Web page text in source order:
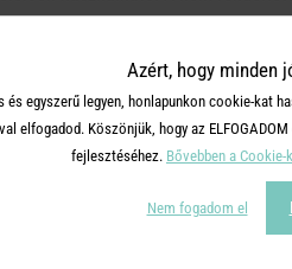
OSZD MEG
Azért, hogy minden
egyszerű legyen, honlapunkon cookie-kat
elfogadod. Köszönjük, hogy az
fejlesztéséhez. Bővebben a
Nem fogadom el